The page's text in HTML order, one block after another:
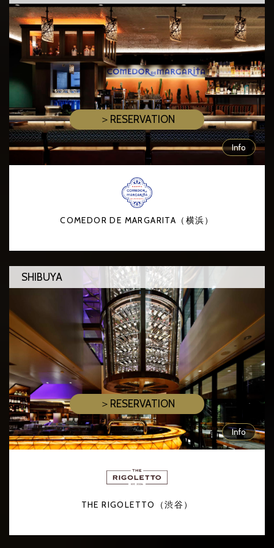
＞RESERVATION
Info
COMEDOR DE MARGARITA（横浜）
SHIBUYA
＞RESERVATION
Info
THE RIGOLETTO（渋谷）